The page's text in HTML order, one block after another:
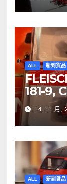
ALL 新到貨品
181-9,
Re14 11 月,
ALL 新到貨品